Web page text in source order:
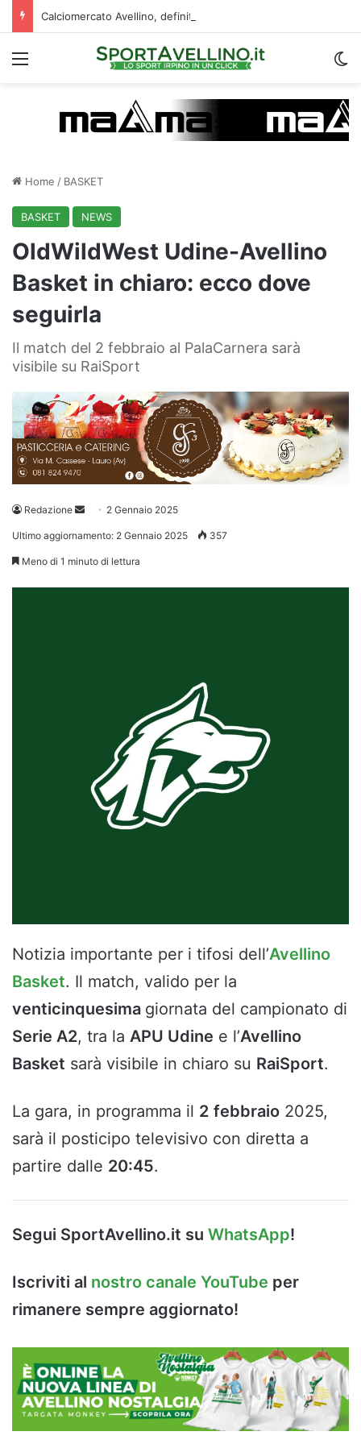
Menu
Home / BASKET
BASKET NEWS
OldWildWest Udine-Avellino
Basket in chiaro: ecco dove
seguirla
Il match del 2 febbraio al PalaCarnera sarà
visibile su RaiSport
Redazione
Invia 2 Gennaio 2025
Ultimo aggiornamento: 2 Gennaio 2025 357
Meno di 1 minuto di lettura
Notizia importante per i tifosi dell’Avellino
Basket. Il match, valido per la
venticinquesima giornata del campionato di
Serie A2, tra la APU Udine e l’Avellino
Basket sarà visibile in chiaro su RaiSport.
La gara, in programma il 2 febbraio 2025,
sarà il posticipo televisivo con diretta a
partire dalle 20:45.
Segui SportAvellino.it su WhatsApp!
Iscriviti al nostro canale YouTube per
rimanere sempre aggiornato!